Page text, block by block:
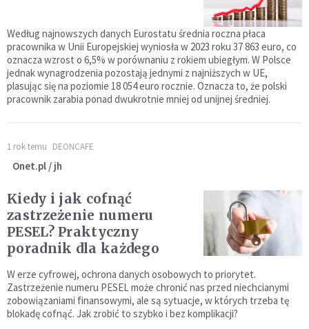
Według najnowszych danych Eurostatu średnia roczna płaca
pracownika w Unii Europejskiej wyniosła w 2023 roku 37 863 euro, co
oznacza wzrost o 6,5% w porównaniu z rokiem ubiegłym. W Polsce
jednak wynagrodzenia pozostają jednymi z najniższych w UE,
plasując się na poziomie 18 054 euro rocznie. Oznacza to, że polski
pracownik zarabia ponad dwukrotnie mniej od unijnej średniej.
1 rok temu DEONCAFE
Onet.pl / jh
Kiedy i jak cofnąć
zastrzeżenie numeru
PESEL? Praktyczny
poradnik dla każdego
W erze cyfrowej, ochrona danych osobowych to priorytet.
Zastrzeżenie numeru PESEL może chronić nas przed niechcianymi
zobowiązaniami finansowymi, ale są sytuacje, w których trzeba tę
blokadę cofnąć. Jak zrobić to szybko i bez komplikacji?